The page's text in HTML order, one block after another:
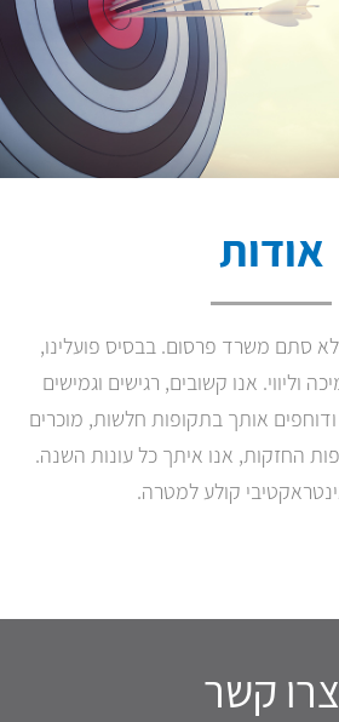
אודות
סתם משרד פרסום. בבסיס פועלינו,
וליווי. אנו קשובים, רגישים וגמישים
אותך בתקופות חלשות, מוכרים
החזקות, אנו איתך כל עונות השנה.
קולע למטרה.
צרו קשר